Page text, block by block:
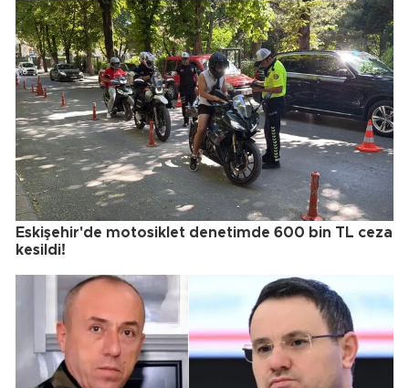
Eskişehir'de motosiklet denetimde 600 bin TL ceza
kesildi!